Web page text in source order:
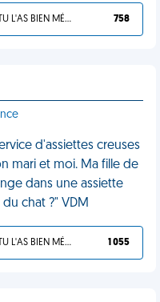
TU L'AS BIEN MÉRITÉ 758
d'assiettes creuses
mari et moi. Ma fille de
dans une assiette
chat ?" VDM
TU L'AS BIEN MÉRITÉ 1 055